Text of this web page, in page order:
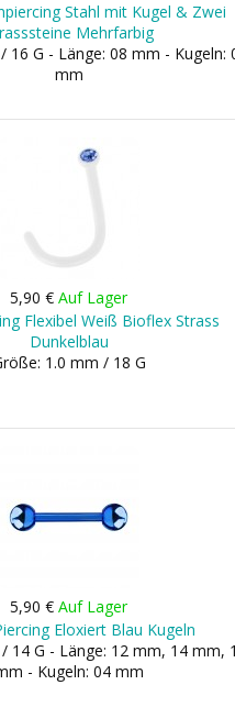
Stahl mit Kugel & Zwei
Mehrfarbig
16 G - Länge: 08 mm - Kugeln:
mm
5,90 €Auf Lager
Flexibel Weiß Bioflex Strass
Dunkelblau
1.0 mm / 18 G
5,90 €Auf Lager
Eloxiert Blau Kugeln
14 G - Länge: 12 mm, 14 mm,
- Kugeln: 04 mm